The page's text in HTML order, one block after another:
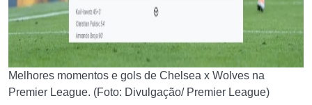
Melhores momentos e gols de Chelsea x Wolves na
Premier League. (Foto: Divulgação/ Premier League)